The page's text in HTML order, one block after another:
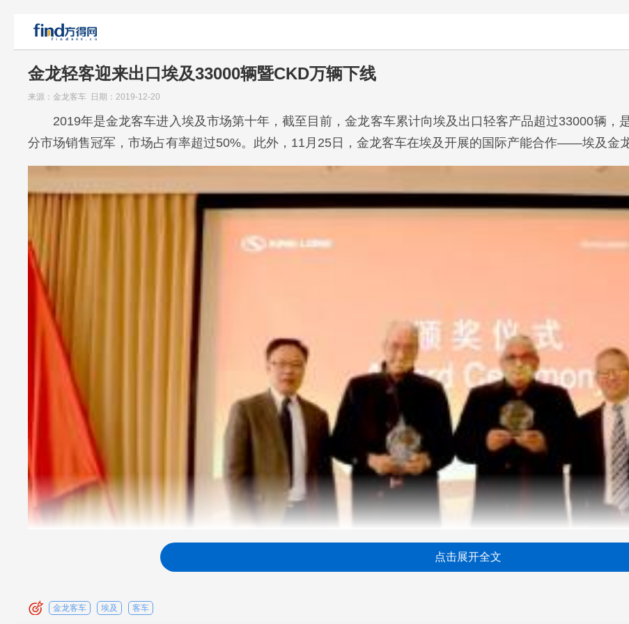
金龙轻客迎来出口埃及33000辆暨CKD万辆下线
来源：金龙客车 日期：2019-12-20
2019年是金龙客车进入埃及市场第十年，截至目前，金龙客车累计向埃及出口轻客产品超过33000辆，
分市场销售冠军，市场占有率超过50%。此外，11月25日，金龙客车在埃及开展的国际产能合作——埃及金
点击展开全文
金龙客车 埃及 客车